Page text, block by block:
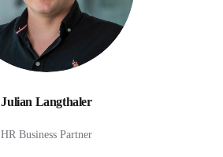
Julian Langthaler
HR Business Partner